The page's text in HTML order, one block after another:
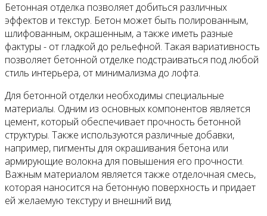
Бетонная отделка позволяет добиться различных
эффектов и текстур. Бетон может быть полированным,
шлифованным, окрашенным, а также иметь разные
фактуры - от гладкой до рельефной. Такая вариативность
позволяет бетонной отделке подстраиваться под любой
стиль интерьера, от минимализма до лофта.
Для бетонной отделки необходимы специальные
материалы. Одним из основных компонентов является
цемент, который обеспечивает прочность бетонной
структуры. Также используются различные добавки,
например, пигменты для окрашивания бетона или
армирующие волокна для повышения его прочности.
Важным материалом является также отделочная смесь,
которая наносится на бетонную поверхность и придает
ей желаемую текстуру и внешний вид.